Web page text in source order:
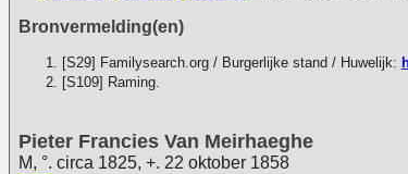
Bronvermelding(en)
[S29] Familysearch.org / Burgerlijke stand / Huwelijk:
[S109] Raming.
Pieter Francies Van Meirhaeghe
M, °. circa 1825, +. 22 oktober 1858